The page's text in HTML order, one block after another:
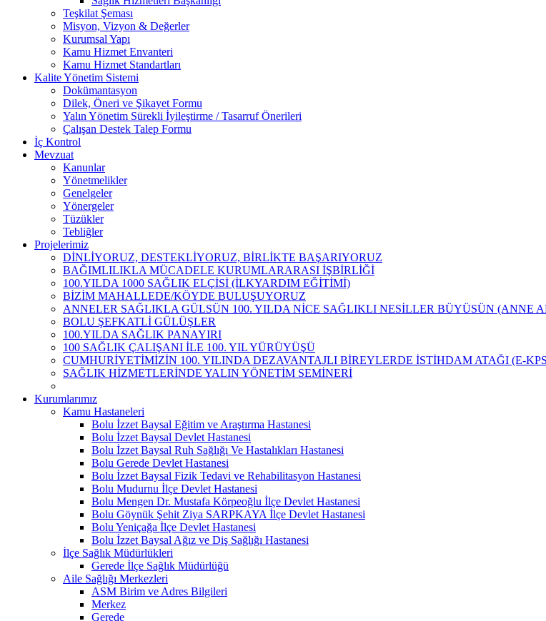
Teşkilat Şeması
Misyon, Vizyon & Değerler
Kurumsal Yapı
Kamu Hizmet Envanteri
Kamu Hizmet Standartları
Kalite Yönetim Sistemi
Dokümantasyon
Dilek, Öneri ve Şikayet Formu
Yalın Yönetim Sürekli İyileştirme / Tasarruf Önerileri
Çalışan Destek Talep Formu
İç Kontrol
Mevzuat
Kanunlar
Yönetmelikler
Genelgeler
Yönergeler
Tüzükler
Tebliğler
Projelerimiz
DİNLİYORUZ, DESTEKLİYORUZ, BİRLİKTE BAŞARIYORUZ
BAĞIMLILIKLA MÜCADELE KURUMLARARASI İŞBİRLİĞİ
100.YILDA 1000 SAĞLIK ELÇİSİ (İLKYARDIM EĞİTİMİ)
BİZİM MAHALLEDE/KÖYDE BULUŞUYORUZ
ANNELER SAĞLIKLA GÜLSÜN 100. YILDA NİCE SAĞLIKLI NESİLLER BÜYÜSÜN (ANNE
BOLU ŞEFKATLİ GÜLÜŞLER
100.YILDA SAĞLIK PANAYIRI
100 SAĞLIK ÇALIŞANI İLE 100. YIL YÜRÜYÜŞÜ
CUMHURİYETİMİZİN 100. YILINDA DEZAVANTAJLI BİREYLERDE İSTİHDAM ATAĞI (E-
SAĞLIK HİZMETLERİNDE YALIN YÖNETİM SEMİNERİ
Kurumlarımız
Kamu Hastaneleri
Bolu İzzet Baysal Eğitim ve Araştırma Hastanesi
Bolu İzzet Baysal Devlet Hastanesi
Bolu İzzet Baysal Ruh Sağlığı Ve Hastalıkları Hastanesi
Bolu Gerede Devlet Hastanesi
Bolu İzzet Baysal Fizik Tedavi ve Rehabilitasyon Hastanesi
Bolu Mudurnu İlçe Devlet Hastanesi
Bolu Mengen Dr. Mustafa Körpeoğlu İlçe Devlet Hastanesi
Bolu Göynük Şehit Ziya SARPKAYA İlçe Devlet Hastanesi
Bolu Yeniçağa İlçe Devlet Hastanesi
Bolu İzzet Baysal Ağız ve Diş Sağlığı Hastanesi
İlçe Sağlık Müdürlükleri
Gerede İlçe Sağlık Müdürlüğü
Aile Sağlığı Merkezleri
ASM Birim ve Adres Bilgileri
Merkez
Gerede